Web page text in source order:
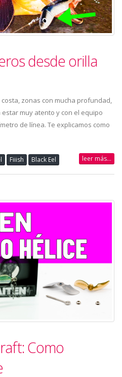
desde orilla
zonas con mucha profundad,
muy atento y con el equipo
de línea. Te explicamos como
Fiiish Black Eel leer más...
Como